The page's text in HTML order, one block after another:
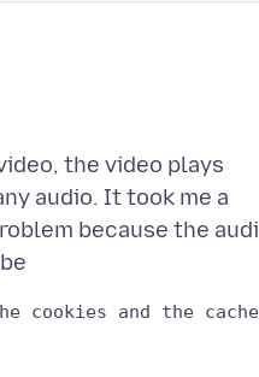
the video plays
audio. It took me a
because the